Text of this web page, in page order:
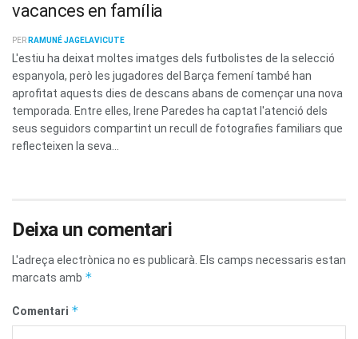
vacances en família
PER RAMUNÉ JAGELAVICUTE
L'estiu ha deixat moltes imatges dels futbolistes de la selecció
espanyola, però les jugadores del Barça femení també han
aprofitat aquests dies de descans abans de començar una nova
temporada. Entre elles, Irene Paredes ha captat l'atenció dels
seus seguidors compartint un recull de fotografies familiars que
reflecteixen la seva...
Deixa un comentari
L'adreça electrònica no es publicarà. Els camps necessaris estan
marcats amb *
Comentari *